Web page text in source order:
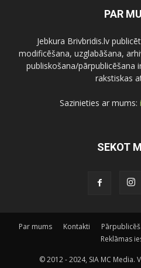
PAR
Jebkura Brivbridis.lv
modificēšana, uzglabāšana,
publiskošana/pārpublicēšana
rakstiskas
Sazinieties ar mums:
SEKOT
Par mums Kontakti
Reklāmas
© 2012 - 2024, SIA MC Media.